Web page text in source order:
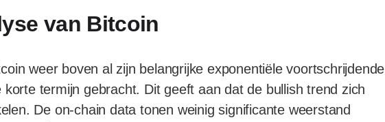
van Bitcoin
weer boven al zijn belangrijke exponentiële voortschrijdende
korte termijn gebracht. Dit geeft aan dat de bullish trend zich
De on-chain data tonen weinig significante weerstand